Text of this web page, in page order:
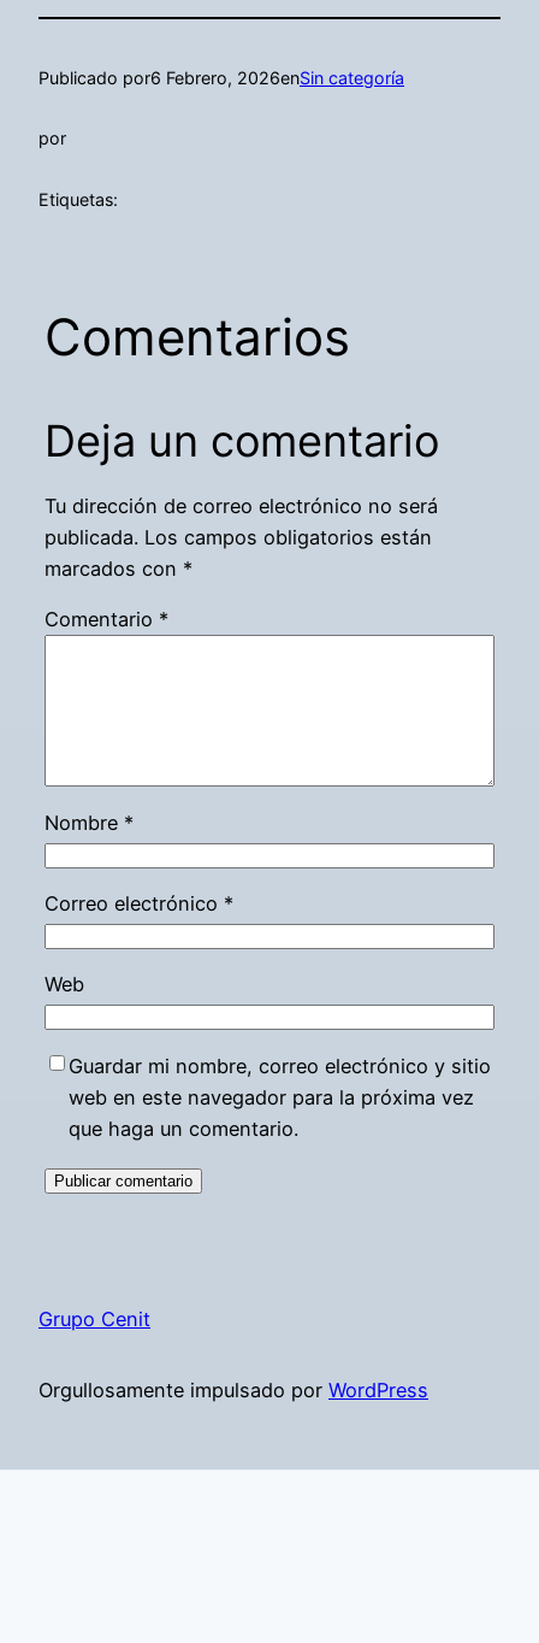
Publicado por6 Febrero, 2026enSin categoría
por
Etiquetas:
Comentarios
Deja un comentario
Tu dirección de correo electrónico no será
publicada. Los campos obligatorios están
marcados con *
Comentario *
Nombre *
Correo electrónico *
Web
Guardar mi nombre, correo electrónico y sitio
web en este navegador para la próxima vez
que haga un comentario.
Grupo Cenit
Orgullosamente impulsado por WordPress